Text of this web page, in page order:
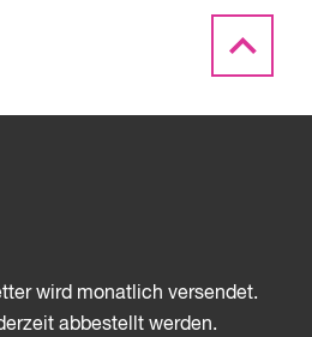
wird monatlich versendet.
abbestellt werden.